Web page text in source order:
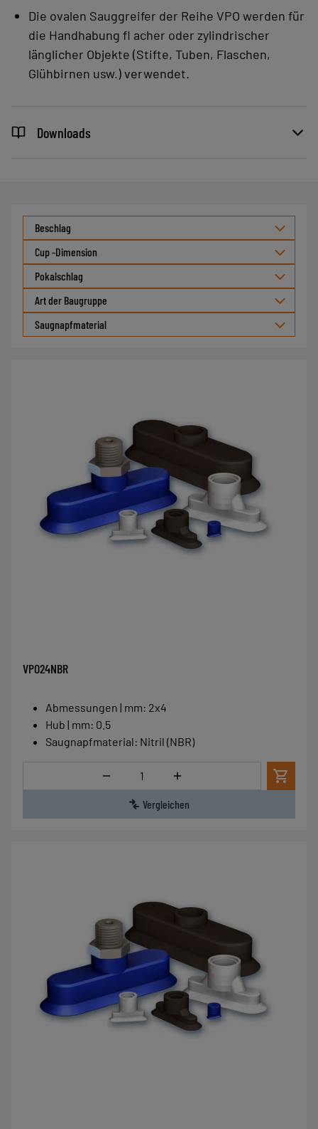
Die ovalen Sauggreifer der Reihe VPO werden für
die Handhabung fl acher oder zylindrischer
länglicher Objekte (Stifte, Tuben, Flaschen,
Glühbirnen usw.) verwendet.
Downloads
Beschlag
Cup -Dimension
Pokalschlag
Art der Baugruppe
Saugnapfmaterial
VPO24NBR
Abmessungen | mm: 2x4
Hub | mm: 0.5
Saugnapfmaterial: Nitril (NBR)
Menge
Vergleichen